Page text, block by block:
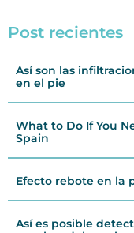
Post recientes
Así son las
en el pie
What to Do If You
Spain
Efecto rebote en la
Así es posible